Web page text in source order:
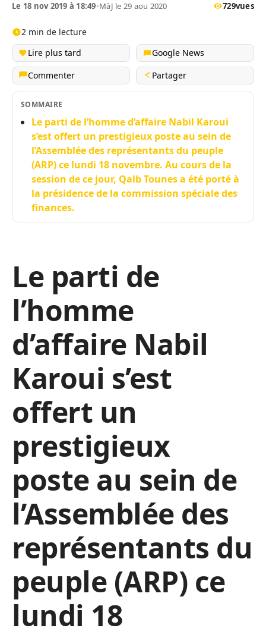
Le 18 nov 2019 à 18:49•MàJ le 29 aou 2020 729vues
2 min de lecture
Lire plus tard
Google News
Commenter
Partager
SOMMAIRE
Le parti de l’homme d’affaire Nabil Karoui
s’est offert un prestigieux poste au sein de
l’Assemblée des représentants du peuple
(ARP) ce lundi 18 novembre. Au cours de la
session de ce jour, Qalb Tounes a été porté à
la présidence de la commission spéciale des
finances.
Le parti de
l’homme
d’affaire Nabil
Karoui s’est
offert un
prestigieux
poste au sein de
l’Assemblée des
représentants du
peuple (ARP) ce
lundi 18